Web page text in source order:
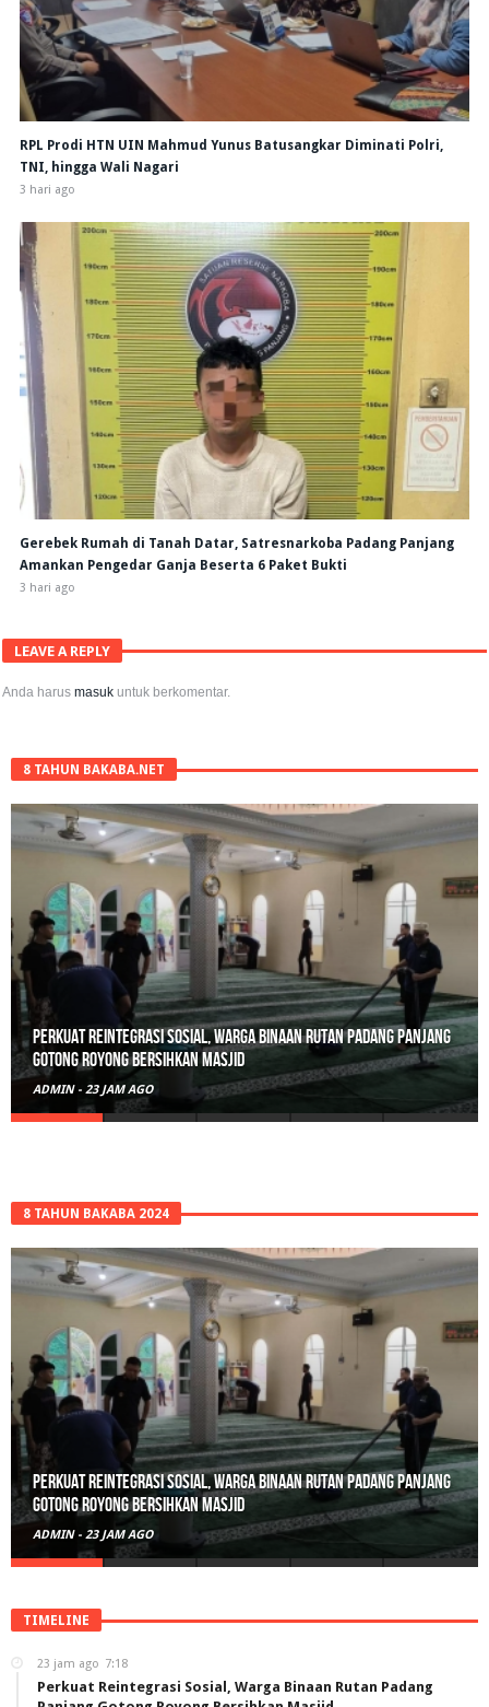
RPL Prodi HTN UIN Mahmud Yunus Batusangkar Diminati Polri,
TNI, hingga Wali Nagari
3 hari ago
Gerebek Rumah di Tanah Datar, Satresnarkoba Padang Panjang
Amankan Pengedar Ganja Beserta 6 Paket Bukti
3 hari ago
LEAVE A REPLY
Anda harusmasuk untuk berkomentar.
8 TAHUN BAKABA.NET
Perkuat Reintegrasi Sosial, Warga Binaan Rutan Padang Panjang
Gotong Royong Bersihkan Masjid
ADMIN - 23 JAM AGO
8 TAHUN BAKABA 2024
Perkuat Reintegrasi Sosial, Warga Binaan Rutan Padang Panjang
Gotong Royong Bersihkan Masjid
ADMIN - 23 JAM AGO
TIMELINE
23 jam ago 7:18
Perkuat Reintegrasi Sosial, Warga Binaan Rutan Padang